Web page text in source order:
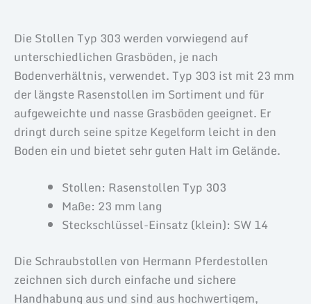
Die Stollen Typ 303 werden vorwiegend auf
unterschiedlichen Grasböden, je nach
Bodenverhältnis, verwendet. Typ 303 ist mit 23 mm
der längste Rasenstollen im Sortiment und für
aufgeweichte und nasse Grasböden geeignet. Er
dringt durch seine spitze Kegelform leicht in den
Boden ein und bietet sehr guten Halt im Gelände.
Stollen: Rasenstollen Typ 303
Maße: 23 mm lang
Steckschlüssel-Einsatz (klein): SW 14
Die Schraubstollen von Hermann Pferdestollen
zeichnen sich durch einfache und sichere
Handhabung aus und sind aus hochwertigem,